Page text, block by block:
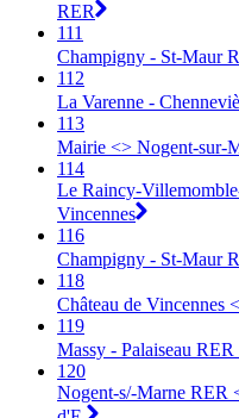
RER
111
Champigny - St-Maur
112
La Varenne -
113
Mairie <> Nogent-sur-
114
Le Raincy-
Vincennes
116
Champigny - St-Maur
118
Château de Vincennes
119
Massy - Palaiseau
120
Nogent-s/-Marne RER